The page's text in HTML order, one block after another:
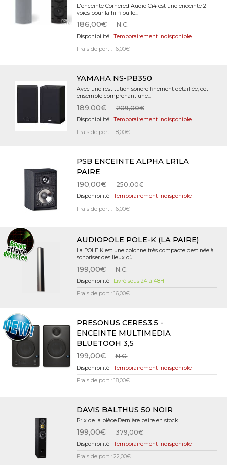
L'enceinte Cornered Audio Ci4 est une enceinte 2
voies pour la hi-fi ou le...
186,00€ N.C.
Temporairement indisponible
Frais de port : 16,00€
YAMAHA NS-PB350
Avec une restitution sonore finement détaillée, cet
ensemble comprenant une...
189,00€ 209,00€
Temporairement indisponible
Frais de port : 18,00€
PSB ENCEINTE ALPHA LR1LA
PAIRE
190,00€
250,00€
Temporairement indisponible
Frais de port : 16,00€
AUDIOPOLE POLE-K (LA PAIRE)
La POLE K est une colonne très compacte destinée à
sonoriser des lieux où...
199,00€ N.C.
Livré sous 24 à 48H
Frais de port : 16,00€
PRESONUS CERES3.5 -
ENCEINTE MULTIMEDIA
BLUETOOH 3,5
199,00€
N.C.
Temporairement indisponible
Frais de port : 18,00€
DAVIS BALTHUS 50 NOIR
Prix de la pièce.Dernière paire en stock
199,00€ 379,00€
Temporairement indisponible
Frais de port : 22,00€